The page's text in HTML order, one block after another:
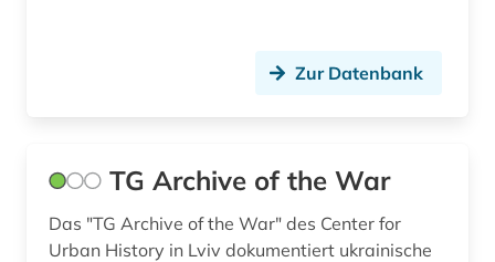
Zur Datenbank
TG Archive of the War
Das "TG Archive of the War" des Center for
Urban History in Lviv dokumentiert ukrainische